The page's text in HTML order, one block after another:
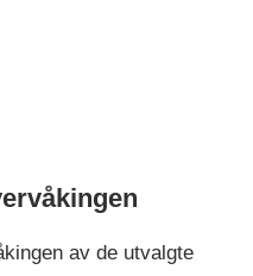
av de utvalgte